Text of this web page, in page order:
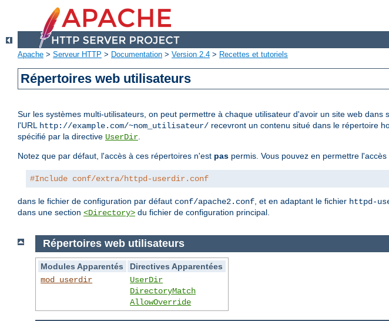
Apache > Serveur HTTP > Documentation > Version 2.4 > Recettes et tutoriels
Répertoires web utilisateurs
Sur les systèmes multi-utilisateurs, on peut permettre à chaque utilisateur d'avoir un site web dans
l'URL http://example.com/~nom_utilisateur/ recevront un contenu situé dans le répertoire
spécifié par la directive UserDir.
Notez que par défaut, l'accès à ces répertoires n'est pas permis. Vous pouvez en permettre
#Include conf/extra/httpd-userdir.conf
dans le fichier de configuration par défaut conf/apache2.conf, et en adaptant le fichier httpd-
dans une section <Directory> du fichier de configuration principal.
Répertoires web utilisateurs
Modules Apparentés
Directives Apparentées
mod_userdir
UserDir
DirectoryMatch
AllowOverride